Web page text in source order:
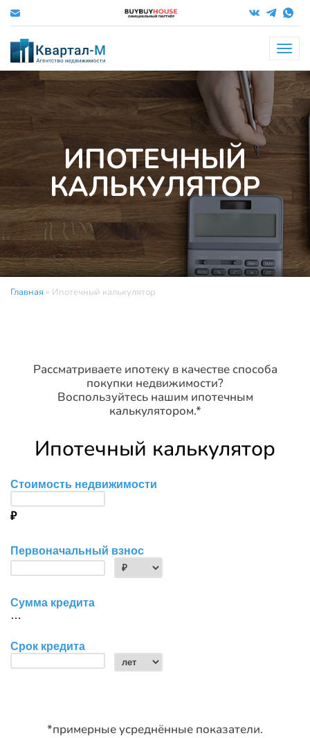
Меню
ИПОТЕЧНЫЙ
КАЛЬКУЛЯТОР
Главная » Ипотечный калькулятор
Рассматриваете ипотеку в качестве способа
покупки недвижимости?
Воспользуйтесь нашим ипотечным
калькулятором.*
Ипотечный калькулятор
*примерные усреднённые показатели.